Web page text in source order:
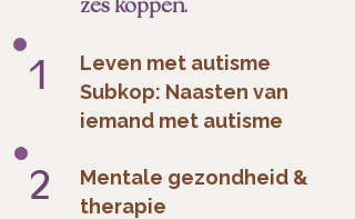
1
2
zes koppen.
Leven met autisme
Subkop: Naasten van
iemand met autisme
Mentale gezondheid &
therapie